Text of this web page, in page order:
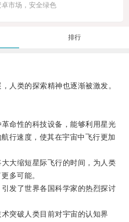
卓市场，安全绿色
排行
类的探索精神也逐渐被激发。
性的科技设备，能够利用星光
行速度，使其在宇宙中飞行更加
缩短星际飞行的时间，为人类
多可能。
了世界各国科学家的热烈探讨
破人类目前对宇宙的认知界